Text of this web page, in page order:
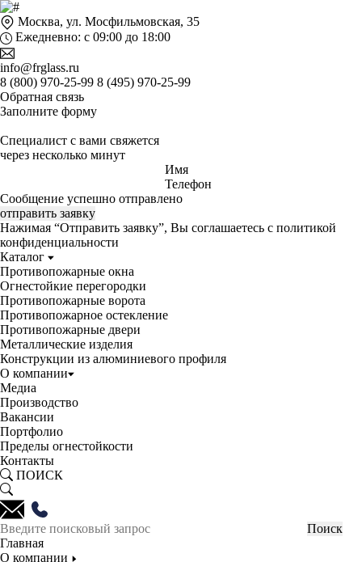
Москва, ул. Мосфильмовская, 35
Ежедневно: с 09:00 до 18:00
info@frglass.ru
8 (800) 970-25-99 8 (495) 970-25-99
Обратная связь
Заполните форму
Специалист с вами свяжется
через несколько минут
Имя
Телефон
Сообщение успешно отправлено
отправить заявку
Нажимая “Отправить заявку”, Вы соглашаетесь с политикой
конфиденциальности
Каталог
Противопожарные окна
Огнестойкие перегородки
Противопожарные ворота
Противопожарное остекление
Противопожарные двери
Металлические изделия
Конструкции из алюминиевого профиля
О компании
Медиа
Производство
Вакансии
Портфолио
Пределы огнестойкости
Контакты
ПОИСК
Главная
О компании